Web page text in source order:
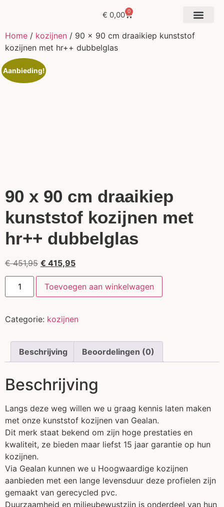
€ 0,00 0
Home / kozijnen / 90 x 90 cm draaikiep kunststof
kozijnen met hr++ dubbelglas
Aanbieding!
90 x 90 cm draaikiep
kunststof kozijnen met
hr++ dubbelglas
€451,95 € 415,95
Toevoegen aan winkelwagen
Categorie: kozijnen
Beschrijving Beoordelingen (0)
Beschrijving
Langs deze weg willen we u graag kennis laten maken
met onze kunststof kozijnen van Gealan.
Dit merk staat bekend om zijn hoge prestaties en
kwaliteit, ze bieden maar liefst 15 jaar garantie op hun
kozijnen.
Via Gealan kunnen we u Hoogwaardige kozijnen
aanbieden met een lange levensduur deze profielen zijn
gemaakt van gerecycled pvc.
Duurzaamheid en milieubewustzijn is onderdeel van hun